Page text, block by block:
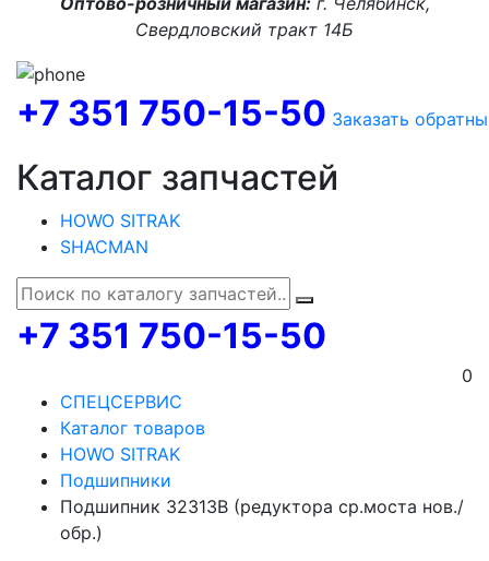
Свердловский тракт 14Б
+7 351 750-15-50 Заказать
Каталог запчастей
HOWO SITRAK
SHACMAN
+7 351 750-15-50
0
СПЕЦСЕРВИС
Каталог товаров
HOWO SITRAK
Подшипники
Подшипник 32313B (редуктора ср.моста нов./
обр.)